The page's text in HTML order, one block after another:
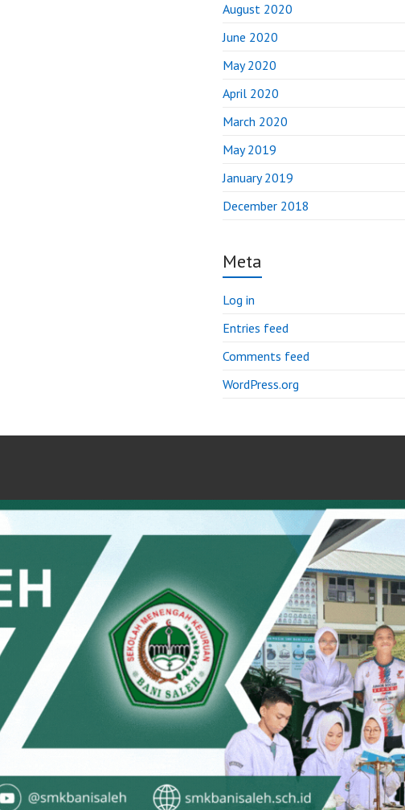
August 2020
June 2020
May 2020
April 2020
March 2020
May 2019
January 2019
December 2018
Meta
Log in
Entries feed
Comments feed
WordPress.org